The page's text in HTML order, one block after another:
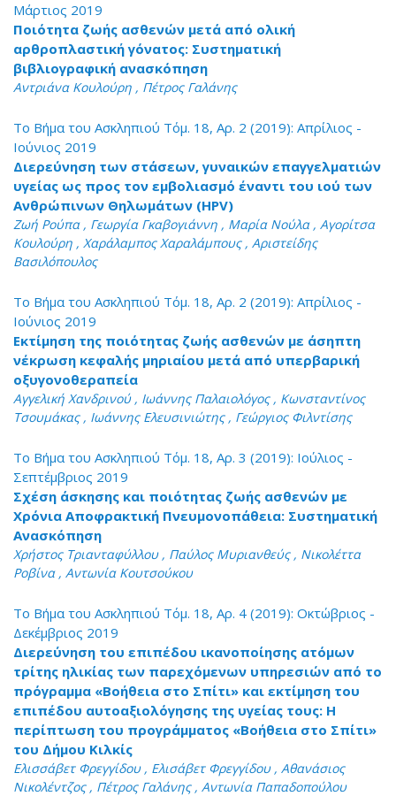
Μάρτιος 2019
Ποιότητα ζωής ασθενών μετά από ολική
αρθροπλαστική γόνατος: Συστηματική
βιβλιογραφική ανασκόπηση
Αντριάνα Κουλούρη , Πέτρος Γαλάνης
Το Βήμα του Ασκληπιού Τόμ. 18, Αρ. 2 (2019): Απρίλιος -
Ιούνιος 2019
Διερεύνηση των στάσεων, γυναικών επαγγελματιών
υγείας ως προς τον εμβολιασμό έναντι του ιού των
Ανθρώπινων Θηλωμάτων (HPV)
Ζωή Ρούπα , Γεωργία Γκαβογιάννη , Μαρία Νούλα , Αγορίτσα
Κουλούρη , Χαράλαμπος Χαραλάμπους , Αριστείδης
Βασιλόπουλος
Το Βήμα του Ασκληπιού Τόμ. 18, Αρ. 2 (2019): Απρίλιος -
Ιούνιος 2019
Εκτίμηση της ποιότητας ζωής ασθενών με άσηπτη
νέκρωση κεφαλής μηριαίου μετά από υπερβαρική
οξυγονοθεραπεία
Αγγελική Χανδρινού , Ιωάννης Παλαιολόγος , Κωνσταντίνος
Τσουμάκας , Ιωάννης Ελευσινιώτης , Γεώργιος Φιλντίσης
Το Βήμα του Ασκληπιού Τόμ. 18, Αρ. 3 (2019): Ιούλιος -
Σεπτέμβριος 2019
Σχέση άσκησης και ποιότητας ζωής ασθενών με
Χρόνια Αποφρακτική Πνευμονοπάθεια: Συστηματική
Ανασκόπηση
Χρήστος Τριανταφύλλου , Παύλος Μυριανθεύς , Νικολέττα
Ροβίνα , Αντωνία Κουτσούκου
Το Βήμα του Ασκληπιού Τόμ. 18, Αρ. 4 (2019): Οκτώβριος -
Δεκέμβριος 2019
Διερεύνηση του επιπέδου ικανοποίησης ατόμων
τρίτης ηλικίας των παρεχόμενων υπηρεσιών από το
πρόγραμμα «Βοήθεια στο Σπίτι» και εκτίμηση του
επιπέδου αυτοαξιολόγησης της υγείας τους: Η
περίπτωση του προγράμματος «Βοήθεια στο Σπίτι»
του Δήμου Κιλκίς
Ελισσάβετ Φρεγγίδου , Ελισάβετ Φρεγγίδου , Αθανάσιος
Νικολέντζος , Πέτρος Γαλάνης , Αντωνία Παπαδοπούλου